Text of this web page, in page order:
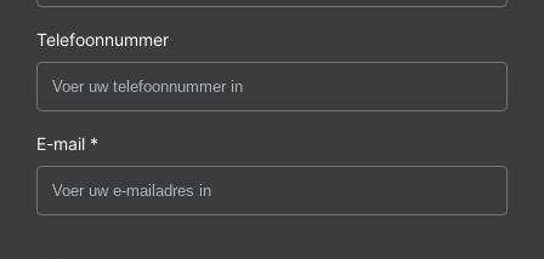
Telefoonnummer
E-mail *